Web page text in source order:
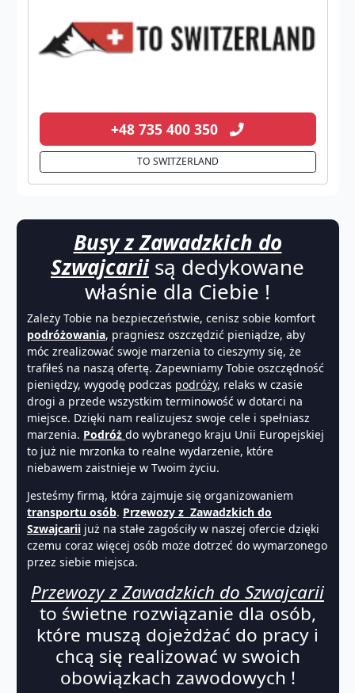
+48 735 400 350
TO SWITZERLAND
Busy z Zawadzkich do
Szwajcariisą dedykowane
właśnie dla Ciebie !
Zależy Tobie na bezpieczeństwie, cenisz sobie komfort
podróżowania, pragniesz oszczędzić pieniądze, aby
móc zrealizować swoje marzenia to cieszymy się, że
trafiłeś na naszą ofertę. Zapewniamy Tobie oszczędność
pieniędzy, wygodę podczas podróży, relaks w czasie
drogi a przede wszystkim terminowość w dotarci na
miejsce. Dzięki nam realizujesz swoje cele i spełniasz
marzenia. Podróż do wybranego kraju Unii Europejskiej
to już nie mrzonka to realne wydarzenie, które
niebawem zaistnieje w Twoim życiu.
Jesteśmy firmą, która zajmuje się organizowaniem
transportu osób. Przewozy z Zawadzkich do
Szwajcarii już na stałe zagościły w naszej ofercie dzięki
czemu coraz więcej osób może dotrzeć do wymarzonego
przez siebie miejsca.
Przewozy z Zawadzkich do Szwajcarii
to świetne rozwiązanie dla osób,
które muszą dojeżdżać do pracy i
chcą się realizować w swoich
obowiązkach zawodowych !